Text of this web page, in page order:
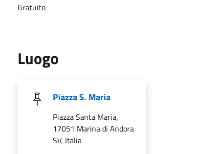
Gratuito
Luogo
Piazza S. Maria
Piazza Santa Maria,
17051 Marina di Andora
SV, Italia